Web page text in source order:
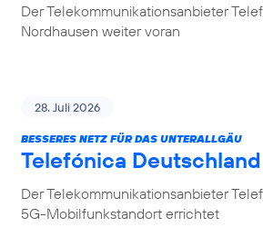
Der Telekommunikationsanbieter
Nordhausen weiter voran
28. Juli 2026
BESSERES NETZ FÜR DAS UNTERALLGÄU
Telefónica
Der Telekommunikationsanbieter
5G-Mobilfunkstandort errichtet